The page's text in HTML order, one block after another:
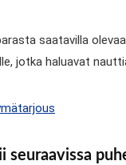
saatavilla
jotka haluavat
seuraavissa